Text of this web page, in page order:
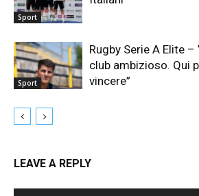
Sport
Sport
Rugby Serie A Elite –
club ambizioso. Qui
vincere”
LEAVE A REPLY